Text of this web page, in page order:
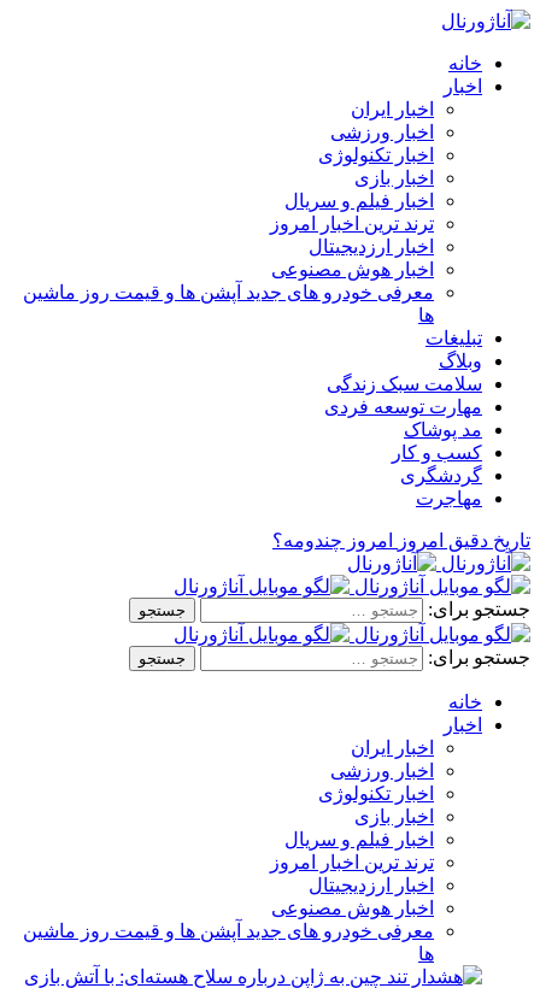
خانه
اخبار
اخبار ایران
اخبار ورزشی
اخبار تکنولوژی
اخبار بازی
اخبار فیلم و سریال
ترند ترین اخبار امروز
اخبار ارزدیجیتال
اخبار هوش مصنوعی
معرفی خودرو های جدید آپشن‌ ها و قیمت روز ماشین‌
ها
تبلیغات
وبلاگ
سلامت سبک زندگی
مهارت توسعه فردی
مد پوشاک
کسب و کار
گردشگری
مهاجرت
تاریخ دقیق امروز امروز چندومه؟
جستجو برای:
جستجو برای:
خانه
اخبار
اخبار ایران
اخبار ورزشی
اخبار تکنولوژی
اخبار بازی
اخبار فیلم و سریال
ترند ترین اخبار امروز
اخبار ارزدیجیتال
اخبار هوش مصنوعی
معرفی خودرو های جدید آپشن‌ ها و قیمت روز ماشین‌
ها